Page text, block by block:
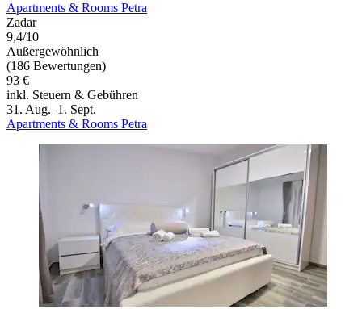
Apartments & Rooms Petra
Zadar
9,4/10
Außergewöhnlich
(186 Bewertungen)
93 €
inkl. Steuern & Gebühren
31. Aug.–1. Sept.
Apartments & Rooms Petra